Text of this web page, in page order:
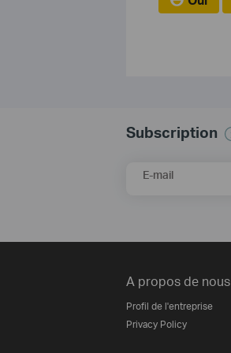
Subscription
E-mail
A propos de nous
Profil de l'entreprise
Privacy Policy